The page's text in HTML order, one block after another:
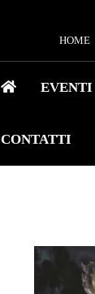
HOME
EVENTI
CONTATTI